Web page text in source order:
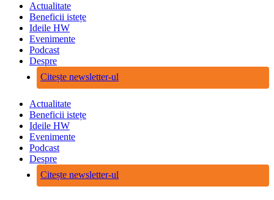
Actualitate
Beneficii istețe
Ideile HW
Evenimente
Podcast
Despre
Citește newsletter-ul
Actualitate
Beneficii istețe
Ideile HW
Evenimente
Podcast
Despre
Citește newsletter-ul